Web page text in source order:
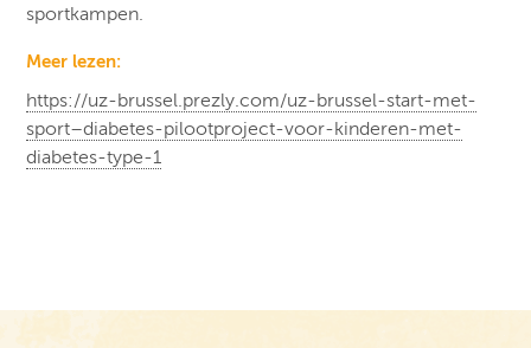
sportkampen.
Meer lezen:
https://uz-brussel.prezly.com/uz-brussel-start-met-
sport–diabetes-pilootproject-voor-kinderen-met-
diabetes-type-1